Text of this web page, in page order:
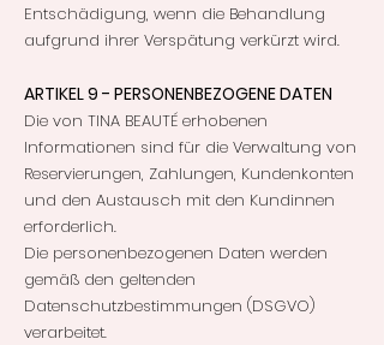
Entschädigung, wenn die Behandlung
aufgrund ihrer Verspätung verkürzt wird.
ARTIKEL 9 - PERSONENBEZOGENE DATEN
Die von TINA BEAUTÉ erhobenen
Informationen sind für die Verwaltung von
Reservierungen, Zahlungen, Kundenkonten
und den Austausch mit den Kundinnen
erforderlich.
Die personenbezogenen Daten werden
gemäß den geltenden
Datenschutzbestimmungen (DSGVO)
verarbeitet.